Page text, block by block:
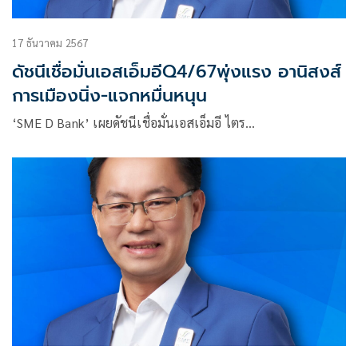
17 ธันวาคม 2567
ดัชนีเชื่อมั่นเอสเอ็มอีQ4/67พุ่งแรง อานิสงส์
การเมืองนิ่ง-แจกหมื่นหนุน
‘SME D Bank’ เผยดัชนีเชื่อมั่นเอสเอ็มอี ไตร…